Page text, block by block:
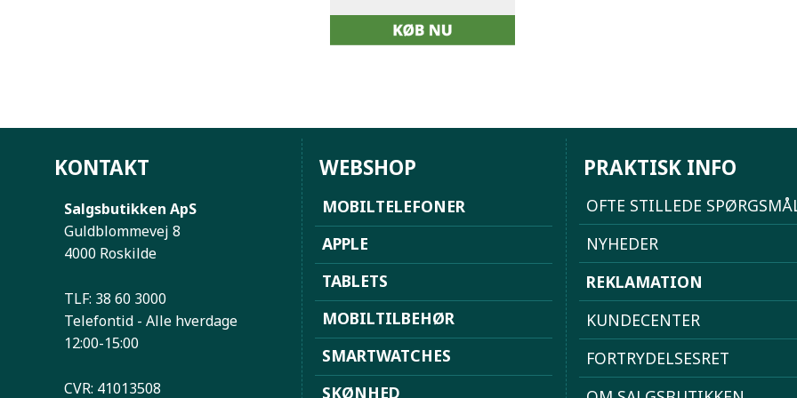
KONTAKT
Salgsbutikken ApS
Guldblommevej 8
4000 Roskilde
TLF: 38 60 3000
Telefontid - Alle hverdage
12:00-15:00
CVR: 41013508
WEBSHOP
MOBILTELEFONER
APPLE
TABLETS
MOBILTILBEHØR
SMARTWATCHES
SKØNHED
PRAKTISK INFO
OFTE STILLEDE
NYHEDER
REKLAMATION
KUNDECENTER
FORTRYDELSESRET